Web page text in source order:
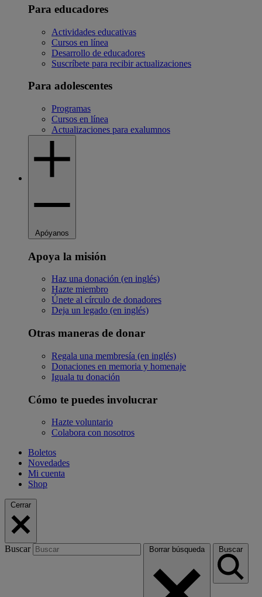
Para educadores
Actividades educativas
Cursos en línea
Desarrollo de educadores
Suscríbete para recibir actualizaciones
Para adolescentes
Programas
Cursos en línea
Actualizaciones para exalumnos
Apóyanos
Apoya la misión
Haz una donación (en inglés)
Hazte miembro
Únete al círculo de donadores
Deja un legado (en inglés)
Otras maneras de donar
Regala una membresía (en inglés)
Donaciones en memoria y homenaje
Iguala tu donación
Cómo te puedes involucrar
Hazte voluntario
Colabora con nosotros
Boletos
Novedades
Mi cuenta
Shop
Cerrar
Buscar Borrar búsqueda Buscar